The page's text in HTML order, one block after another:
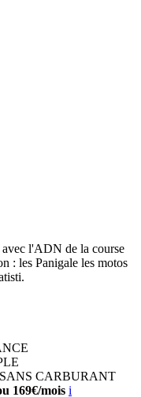
l'ADN de la course
: les Panigale les motos
CARBURANT
169€/mois i